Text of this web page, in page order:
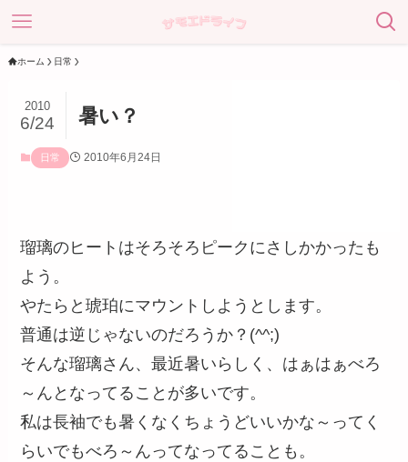
ホーム 日常
暑い？
2010
6/24
日常 2010年6月24日
瑠璃のヒートはそろそろピークにさしかかったも
よう。
やたらと琥珀にマウントしようとします。
普通は逆じゃないのだろうか？(^^;)
そんな瑠璃さん、最近暑いらしく、はぁはぁべろ
～んとなってることが多いです。
私は長袖でも暑くなくちょうどいいかな～ってく
らいでもべろ～んってなってることも。